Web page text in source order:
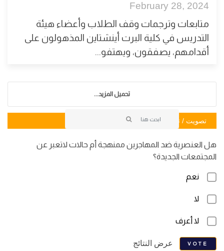
February 28, 2024
متابعات وترجمات وقف الطلاب وأعضاء هيئة
التدريس في كلية البرت أينشتاين المذهولون على
أقدامهم، يصفقون، ويهتفو...
تحميل المزيد...
تصويت / تصويت
هل العنصرية ضد المهاجرين ممنهجة أم حالات لاتعبر عن
المجتمعات الجديدة؟
نعم
لا
لا أعرف
VOTE عرض النتائج